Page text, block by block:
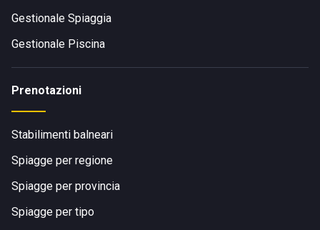
Gestionale Spiaggia
Gestionale Piscina
Prenotazioni
Stabilimenti balneari
Spiagge per regione
Spiagge per provincia
Spiagge per tipo